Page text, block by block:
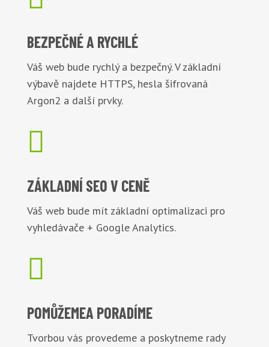
BEZPEČNÉA RYCHLÉ
Váš web bude rychlý a bezpečný. V základní
výbavě najdete HTTPS, hesla šifrovaná
Argon2 a další prvky.

ZÁKLADNÍ SEO V CENĚ
Váš web bude mít základní optimalizaci pro
vyhledávače + Google Analytics.

POMŮŽEMEA PORADÍME
Tvorbou vás provedeme a poskytneme rady